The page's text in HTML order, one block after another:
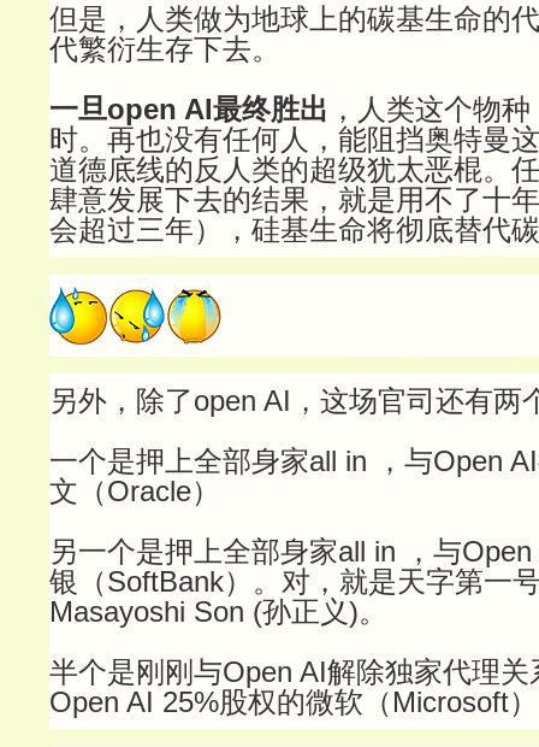
但是，人类做为地球上的碳基生命的
代繁衍生存下去。
一旦open AI最终胜出 ， 人类这个物
时。 再也没有任何人，能阻挡奥特曼
道德底线的反人类的超级犹太恶棍。
肆意发展下去的结果，就是用不了十
会超过三年），硅基生命将彻底替代
另外，除了open AI，这场官司还有两
一个是押上全部身家all in ，与Open
文（Oracle）
另一个是押上全部身家all in ，与
银（SoftBank）。对，就是天字第一
Masayoshi Son (孙正义)。
半个是刚刚与Open AI解除独家代理
Open AI 25%股权的微软（Microsoft）